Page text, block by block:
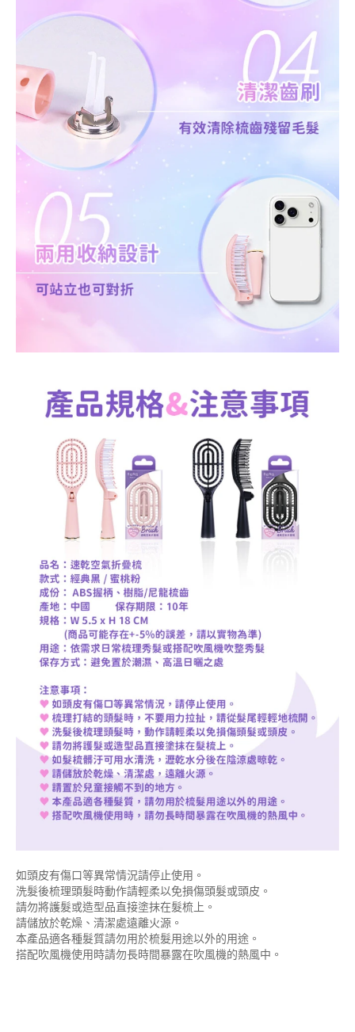
如頭皮有傷口等異常情況請停止使用。
洗髮後梳理頭髮時動作請輕柔以免損傷頭髮或頭皮。
請勿將護髮或造型品直接塗抹在髮梳上。
請儲放於乾燥、清潔處遠離火源。
本產品適各種髮質請勿用於梳髮用途以外的用途。
搭配吹風機使用時請勿長時間暴露在吹風機的熱風中。